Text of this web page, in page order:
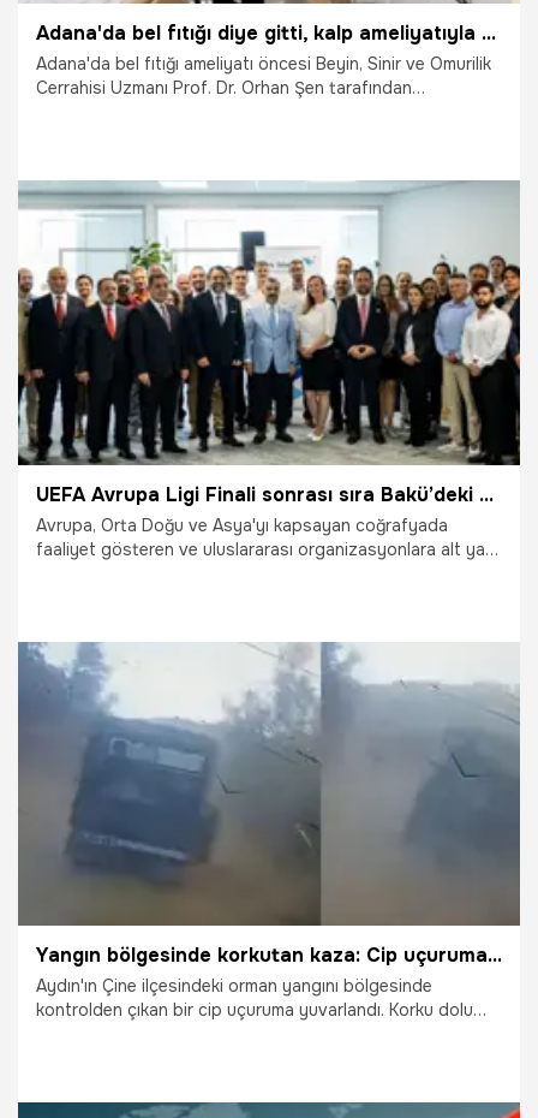
Adana'da bel fıtığı diye gitti, kalp ameliyatıyla hayata tutundu
Adana'da bel fıtığı ameliyatı öncesi Beyin, Sinir ve Omurilik
Cerrahisi Uzmanı Prof. Dr. Orhan Şen tarafından
2.08.2026 Adana
UEFA Avrupa Ligi Finali sonrası sıra Bakü’deki F1 yarışına alt yapı desteğinde
Avrupa, Orta Doğu ve Asya'yı kapsayan coğrafyada
faaliyet gösteren ve uluslararası organizasyonlara alt yapı
31.07.2026 Bilim ve Teknoloji
Yangın bölgesinde korkutan kaza: Cip uçuruma böyle yuvarlandı
Aydın'ın Çine ilçesindeki orman yangını bölgesinde
kontrolden çıkan bir cip uçuruma yuvarlandı. Korku dolu